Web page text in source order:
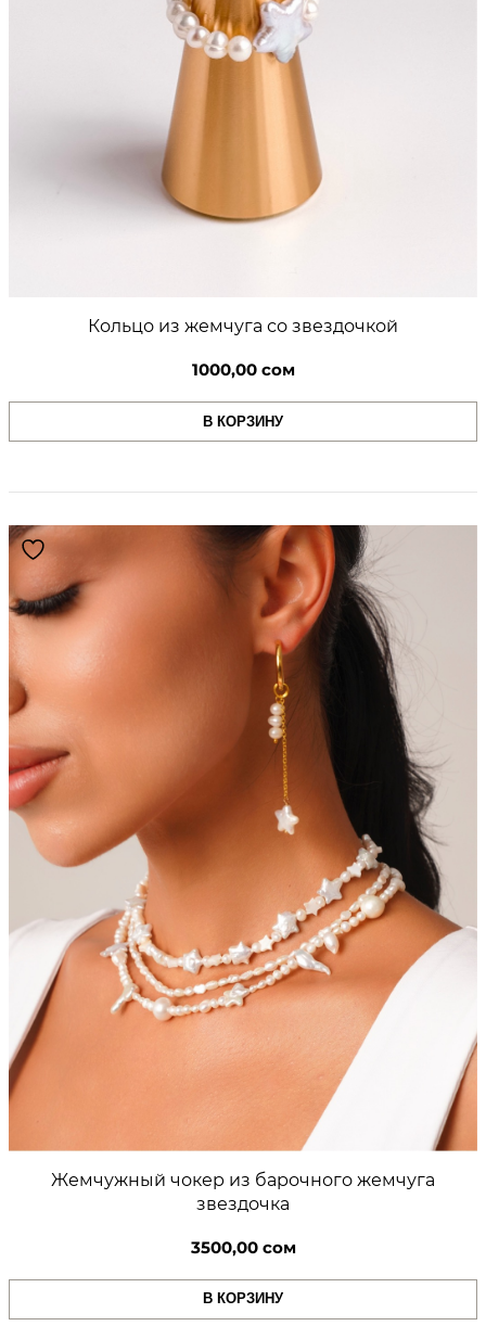
Кольцо из жемчуга со звездочкой
1000,00 сом
В КОРЗИНУ
Жемчужный чокер из барочного жемчуга
звездочка
3500,00 сом
В КОРЗИНУ